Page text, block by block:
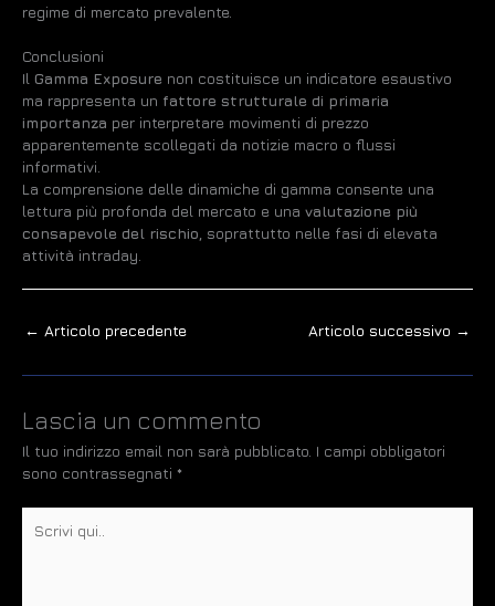
regime di mercato prevalente.
Conclusioni
Il Gamma Exposure non costituisce un indicatore esaustivo
ma rappresenta un fattore strutturale di primaria
importanza per interpretare movimenti di prezzo
apparentemente scollegati da notizie macro o flussi
informativi.
La comprensione delle dinamiche di gamma consente una
lettura più profonda del mercato e una valutazione più
consapevole del rischio , soprattutto nelle fasi di elevata
attività intraday.
← Articolo precedente Articolo successivo →
Lascia un commento
Il tuo indirizzo email non sarà pubblicato. I campi obbligatori
sono contrassegnati *
qui..